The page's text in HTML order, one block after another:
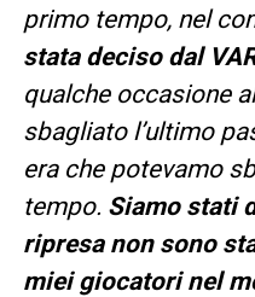
primo tempo, nel
stata deciso dal VA
qualche occasione
sbagliato l’ultimo
era che potevamo
tempo. Siamo stati
ripresa non sono
miei giocatori nel